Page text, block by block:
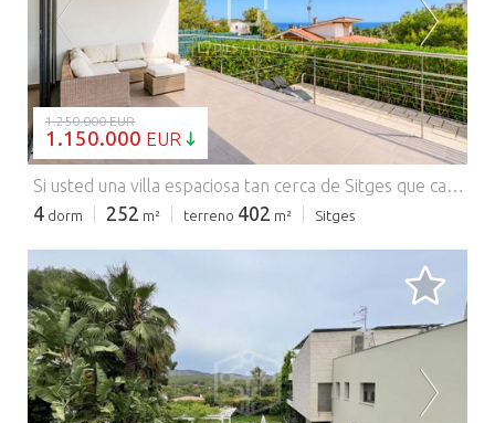
CARGANDO...
1.250.000 EUR
1.150.000 EUR
Si usted una villa espaciosa tan cerca de Sitges que casi podría considerarse parte de Sitges, usted esta magnífica villa ubicada en la exclusiva zona residencial de Vallpineda, a solo cinco minutos de la encantadora localidad costera de Sitges. Esta preciosa vivienda independiente ofrece un equilibrio excepcional entre privacidad, belleza natural y fácil acceso a Barcelona y su aeropuerto internacional, a tan solo 25 minutos, y a la ciudad de Barcelona, ​​a 45 minutos. La zona también cuenta con seguridad las 24 horas, así como acceso a un club privado con pistas de tenis y pádel, una gran piscina, restaurante y gimnasio, lo que mejora tanto el estilo de vida como la comodidad, con LICENCIA TURÍSTICA. Ubicada en un terreno de 402 m² (4327 pies cuadrados), la vivienda ofrece 252 m² (2713 pies cuadrados) de superficie construida y 192 m² (2067 pies cuadrados) de superficie habitable. Construida en 2006 y presentada en excelentes condiciones, la residencia ha sido cuidadosamente mejorada con modernizaciones, que incluyen paneles solares, un sistema de filtración de agua y la posibilidad de una piscina climatizada, lo que garantiza comodidad y eficiencia durante todo el año. Gracias a su orientación sur, la vivienda está bañada en luz natural y se caracteriza por sus interiores luminosos y diáfanos, con una distribución fluida. Los ventanales de suelo a techo integran el exterior con el interior, mientras que el salón principal se abre elegantemente a la terraza y la piscina, creando un ambiente relajado propio del estilo de vida mediterráneo. La moderna cocina de planta abierta, con isla central, se conecta sin esfuerzo con el jardín y las zonas de ocio al aire libre, ideales tanto para el día a día como para recibir invitados. Los jardines paisajísticos ofrecen un oasis privado en la parte trasera de la casa, con árboles frutales maduros y un precioso olivo, además de un césped bien cuidado y acceso directo al Parque Natural del Garraf, lo que proporciona una conexión única con la naturaleza. La residencia consta de cuatro amplias habitaciones dobles, cada una con acceso a una terraza o balcón privado y vistas panorámicas a los viñedos y al mar. Dos de las habitaciones disponen de baño privado, y la vivienda se completa con un total de tres baños bellamente renovados (2024), con acabados de alta calidad, incluyendo duchas a ras de suelo y bañera con ducha integrada. En la planta baja, la vivienda ofrece una excelente funcionalidad con un garaje para dos vehículos, espacio en la entrada para dos vehículos adicionales, lavadero independiente y trastero. El garaje está equipado para la carga de vehículos eléctricos y la vivienda cuenta con calefacción de gas natural, con la opción de integrarla al sistema solar para una mayor eficiencia. Con una ubicación perfecta cerca de las famosas playas de Sitges, su animado centro urbano y sus prestigiosos colegios internacionales, esta vivienda representa una oportunidad excepcional como residencia principal, segunda vivienda sofisticada o inversión de alta calidad en la costa catalana. Póngase en contacto con nosotros para obtener más información. Comercializado por Dils Lucas Fox (Lucas Trading, S.L. con CIF B64125438), actuando como intermediario inmobiliario. La información facilitada es meramente informativa, basada en datos proporcionados por la propiedad, y puede estar sujeta a modificaciones. No constituye oferta contractual.
4 dorm 252 m² terreno 402 m² Sitges
CARGANDO...